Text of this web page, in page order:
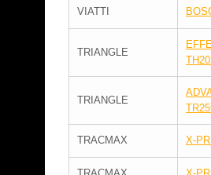
VIATTI
TRIANGLE
TRIANGLE
TRACMAX X-